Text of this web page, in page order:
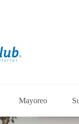
Mayoreo